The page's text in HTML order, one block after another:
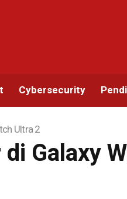
Cybersecurity
Ultra 2
Galaxy